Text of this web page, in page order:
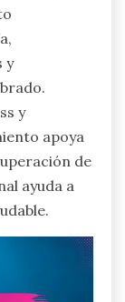
y
y
apoya
de
ayuda a